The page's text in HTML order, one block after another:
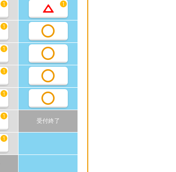
1 1
1
1
1
1
1
受付終了
1